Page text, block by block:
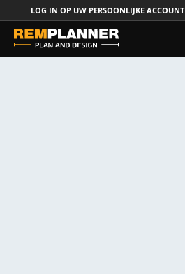
LOG IN OP UW PERSOONLIJKE ACCOUNT